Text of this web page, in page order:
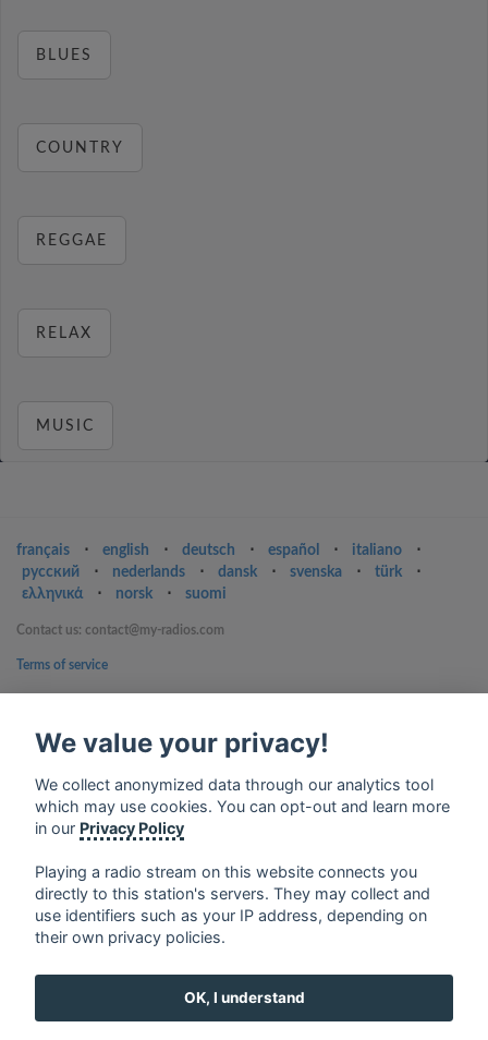
BLUES
COUNTRY
REGGAE
RELAX
MUSIC
français ⋅ english ⋅ deutsch ⋅ español ⋅ italiano
⋅
русский
⋅ nederlands ⋅ dansk ⋅ svenska ⋅ türk
⋅
ελληνικά
⋅ norsk ⋅ suomi
Contact us: contact@my-radios.com
Terms of service
Google Play and the Google Play logo are trademarks of Google Inc.
We value your privacy!
We collect anonymized data through our analytics tool
which may use cookies. You can opt-out and learn more
in our Privacy Policy
Playing a radio stream on this website connects you
directly to this station's servers. They may collect and
use identifiers such as your IP address, depending on
their own privacy policies.
OK, I understand